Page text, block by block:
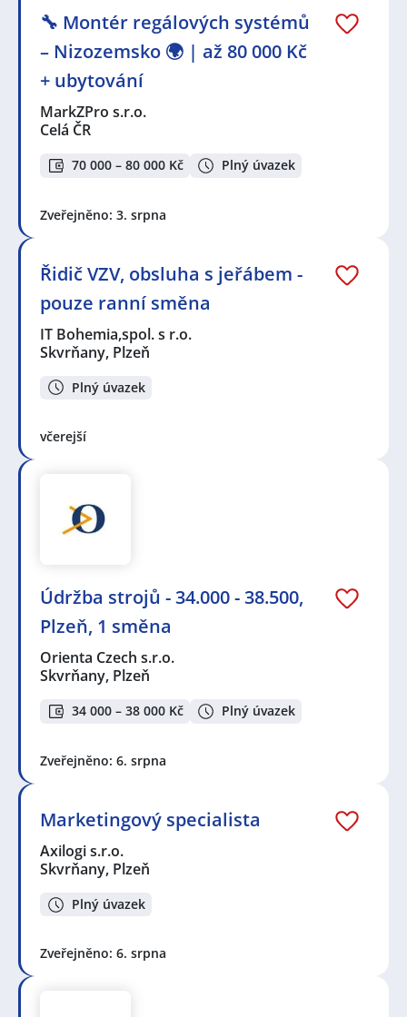
🔧 Montér regálových systémů
– Nizozemsko 🌍 | až 80 000 Kč
+ ubytování
MarkZPro s.r.o.
Celá ČR
70 000 – 80 000 Kč Plný úvazek
Zveřejněno: 3. srpna
Řidič VZV, obsluha s jeřábem -
pouze ranní směna
IT Bohemia,spol. s r.o.
Skvrňany, Plzeň
Plný úvazek
včerejší
Údržba strojů - 34.000 - 38.500,
Plzeň, 1 směna
Orienta Czech s.r.o.
Skvrňany, Plzeň
34 000 – 38 000 Kč Plný úvazek
Zveřejněno: 6. srpna
Marketingový specialista
Axilogi s.r.o.
Skvrňany, Plzeň
Plný úvazek
Zveřejněno: 6. srpna